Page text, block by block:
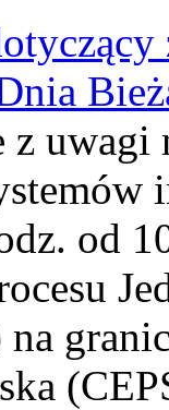
uwagi
od